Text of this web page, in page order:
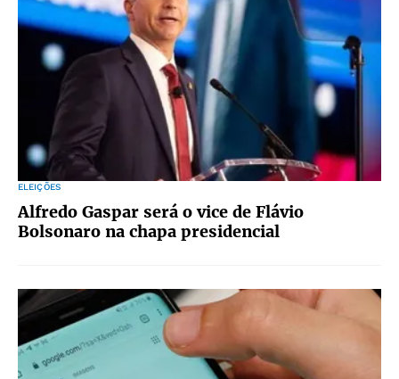
ELEIÇÕES
Alfredo Gaspar será o vice de Flávio
Bolsonaro na chapa presidencial